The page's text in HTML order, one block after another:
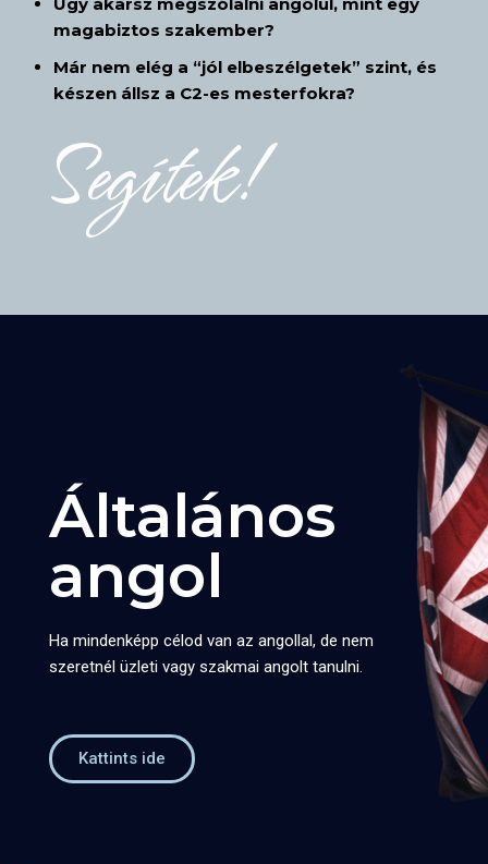
Úgy akarsz megszólalniangolul, mint egy
magabiztos szakember?
Már nem elég a “jól elbeszélgetek” szint, és
készen állsz a C2-es mesterfokra?
Segítek!
Általános
angol
Ha mindenképp célod van az angollal, de nem
szeretnél üzleti vagy szakmai angolt tanulni.
Kattints ide